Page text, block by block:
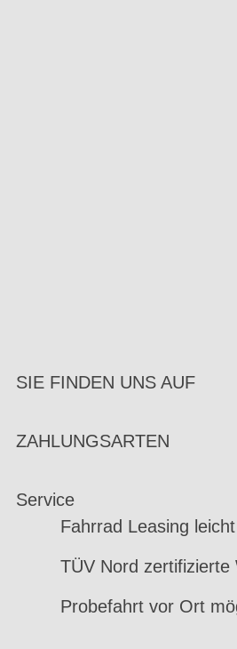
SIE FINDEN UNS AUF
ZAHLUNGSARTEN
Service
Fahrrad Leasing
TÜV Nord zertifizierte
Probefahrt vor Ort